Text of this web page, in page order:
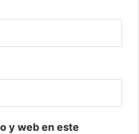
y web en este